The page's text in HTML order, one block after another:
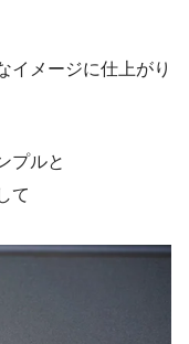
イメージに仕上がり
プルと
て